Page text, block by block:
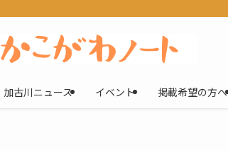
加古川ニュース イベント 掲載希望の方へ